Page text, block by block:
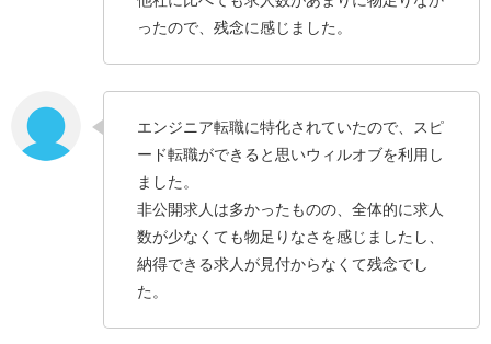
ったので、残念に感じました。
エンジニア転職に特化されていたので、スピ
ード転職ができると思いウィルオブを利用し
ました。
非公開求人は多かったものの、全体的に求人
数が少なくても物足りなさを感じましたし、
納得できる求人が見付からなくて残念でし
た。